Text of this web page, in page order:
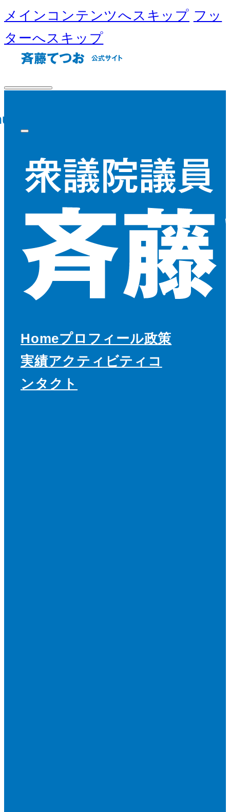
メインコンテンツへスキップ フッ
ターへスキップ
Homeプロフィール政策
実績アクティビティ コ
ンタクト